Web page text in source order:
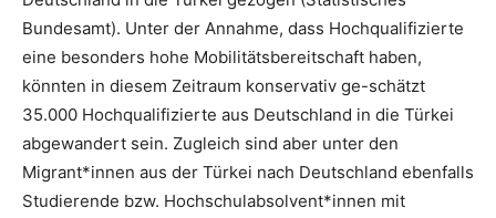
Bundesamt). Unter der Annahme, dass Hochqualifizierte
eine besonders hohe Mobilitätsbereitschaft haben,
könnten in diesem Zeitraum konservativ ge-schätzt
35.000 Hochqualifizierte aus Deutschland in die Türkei
abgewandert sein. Zugleich sind aber unter den
Migrant*innen aus der Türkei nach Deutschland ebenfalls
Studierende bzw. Hochschulabsolvent*innen mit